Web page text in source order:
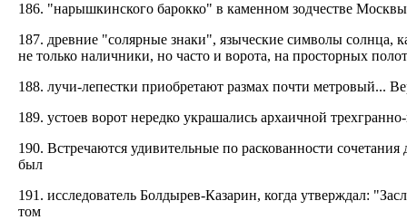
186. "нарышкинского барокко" в каменном зодчестве
187. древние "солярные знаки", языческие символы
не только наличники, но часто и ворота, на просторных
188. лучи-лепестки приобретают размах почти метровый...
189. устоев ворот нередко украшались архаичной
190. Встречаются удивительные по раскованности
был
191. исследователь Болдырев-Казарин, когда утверждал:
том